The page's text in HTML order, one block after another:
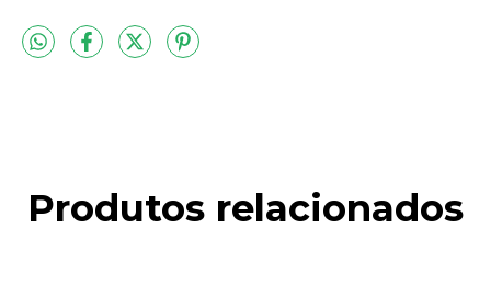
Produtos relacionados